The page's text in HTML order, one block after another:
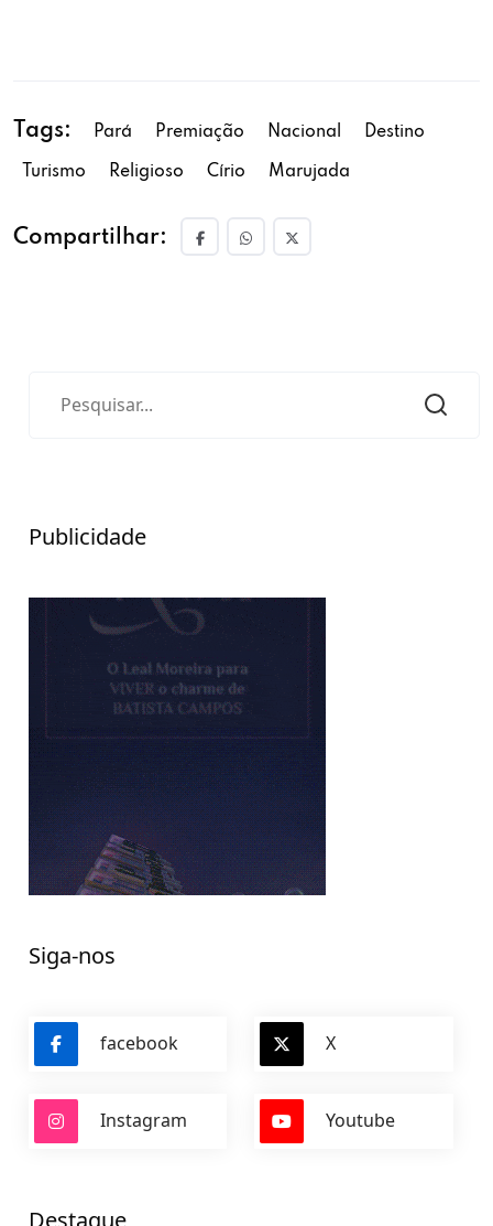
Tags: Pará Premiação Nacional Destino
Turismo Religioso Círio Marujada
Compartilhar:
Publicidade
Siga-nos
facebook X
Instagram Youtube
Destaque